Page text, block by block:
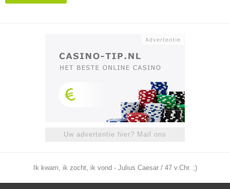
Uw advertentie hier? Mail ons
Ik kwam, ik zocht, ik vond - Julius Caesar / 47 v.Chr. ;)